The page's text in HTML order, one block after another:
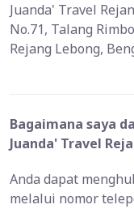
Juanda' Travel
No.71, Talang
Rejang Lebong,
Bagaimana saya
Juanda' Travel
Anda dapat
melalui nomor